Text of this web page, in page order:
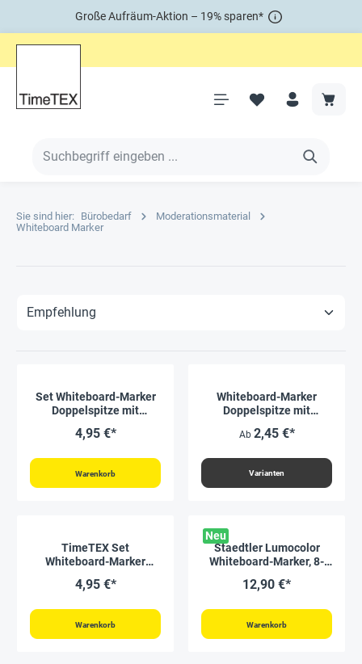
Große Aufräum-Aktion – 19% sparen*
Sie sind hier: Bürobedarf
Moderationsmaterial
Whiteboard Marker
Set Whiteboard-Marker
Doppelspitze mit
tlg.
4,95 €*
Warenkorb
Whiteboard-Marker
Doppelspitze mit
Ab 2,45 €*
Varianten
TimeTEX Set
Whiteboard-Marker
4,95 €*
Warenkorb
Neu
Staedtler Lumocolor
Whiteboard-Marker, 8-
12,90 €*
Warenkorb